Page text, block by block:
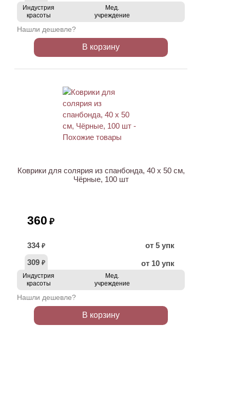
Индустрия
красоты
Мед.
учреждение
Нашли дешевле?
В корзину
Коврики для солярия из спанбонда, 40 х 50 см,
Чёрные, 100 шт
360 ₽
334 ₽
от 5 упк
309 ₽ от 10 упк
Индустрия
красоты
Мед.
учреждение
Нашли дешевле?
В корзину